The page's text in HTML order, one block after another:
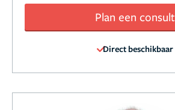
Plan een consult
Direct beschikbaar